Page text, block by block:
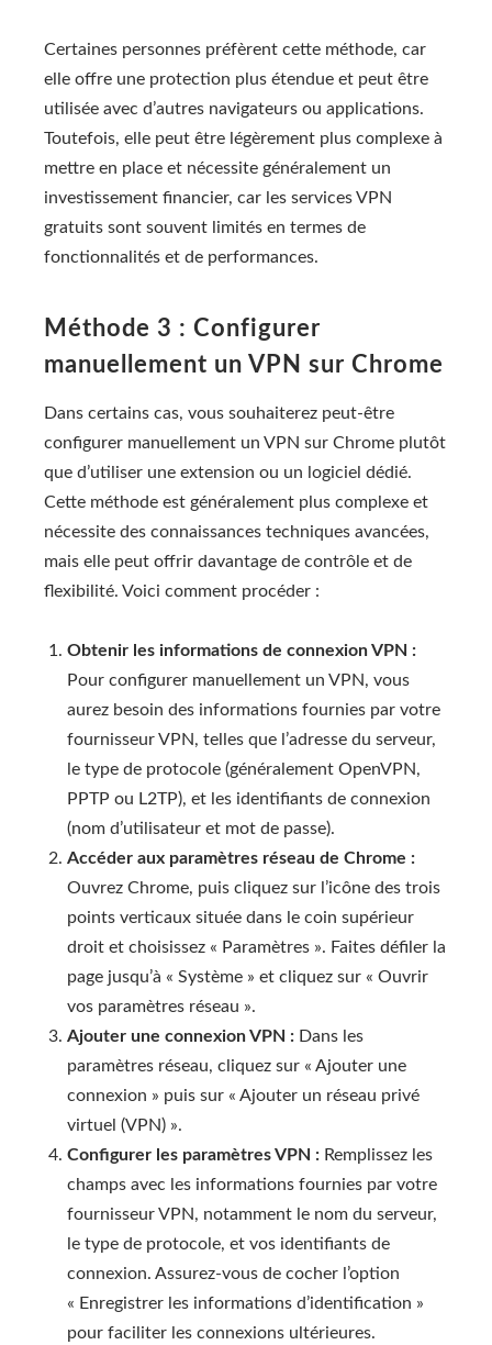
Certaines personnes préfèrent cette méthode, car
elle offre une protection plus étendue et peut être
utilisée avec d’autres navigateurs ou applications.
Toutefois, elle peut être légèrement plus complexe à
mettre en place et nécessite généralement un
investissement financier, car les services VPN
gratuits sont souvent limités en termes de
fonctionnalités et de performances.
Méthode 3 : Configurer
manuellement un VPN sur Chrome
Dans certains cas, vous souhaiterez peut-être
configurer manuellement un VPN sur Chrome plutôt
que d’utiliser une extension ou un logiciel dédié.
Cette méthode est généralement plus complexe et
nécessite des connaissances techniques avancées,
mais elle peut offrir davantage de contrôle et de
flexibilité. Voici comment procéder :
Obtenir les informations de connexion VPN :
Pour configurer manuellement un VPN, vous
aurez besoin des informations fournies par votre
fournisseur VPN, telles que l’adresse du serveur,
le type de protocole (généralement OpenVPN,
PPTP ou L2TP), et les identifiants de connexion
(nom d’utilisateur et mot de passe).
Accéder aux paramètres réseau de Chrome :
Ouvrez Chrome, puis cliquez sur l’icône des trois
points verticaux située dans le coin supérieur
droit et choisissez « Paramètres ». Faites défiler la
page jusqu’à « Système » et cliquez sur « Ouvrir
vos paramètres réseau ».
Ajouter une connexion VPN : Dans les
paramètres réseau, cliquez sur « Ajouter une
connexion » puis sur « Ajouter un réseau privé
virtuel (VPN) ».
Configurer les paramètres VPN : Remplissez les
champs avec les informations fournies par votre
fournisseur VPN, notamment le nom du serveur,
le type de protocole, et vos identifiants de
connexion. Assurez-vous de cocher l’option
« Enregistrer les informations d’identification »
pour faciliter les connexions ultérieures.